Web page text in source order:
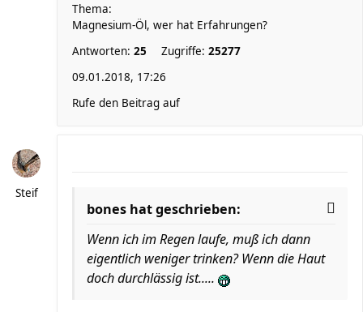
Thema:
Magnesium-Öl, wer hat Erfahrungen?
Antworten: 25 Zugriffe: 25277
09.01.2018, 17:26
Rufe den Beitrag auf
Steif
bones hat geschrieben:
Wenn ich im Regen laufe, muß ich dann
eigentlich weniger trinken? Wenn die Haut
doch durchlässig ist.....